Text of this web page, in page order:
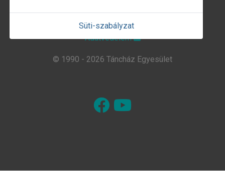
Süti-szabályzat
Kapcsolat
Adatvédelem
© 1990 - 2026 Táncház Egyesület